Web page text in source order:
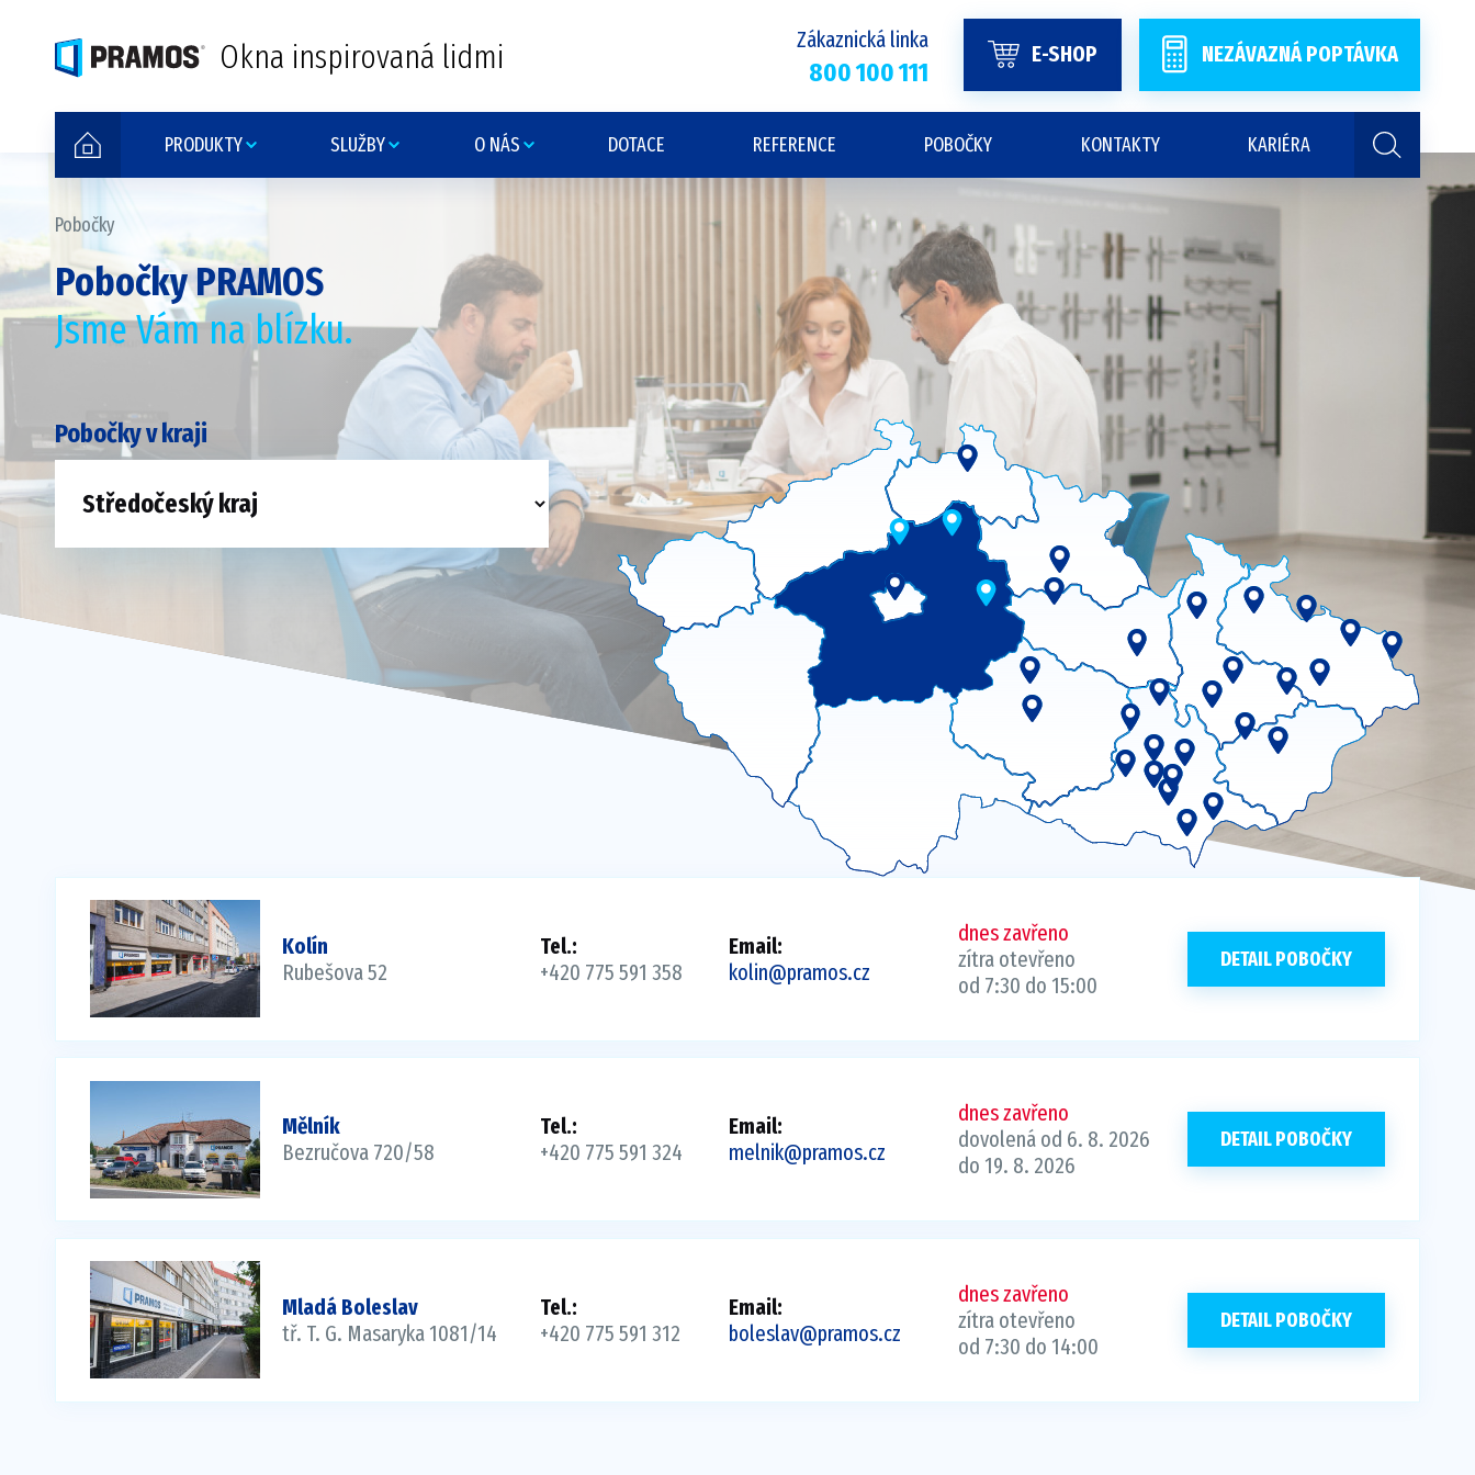
Okna inspirovaná lidmi Zákaznická linka
800 100 111
E-SHOP NEZÁVAZNÁ POPTÁVKA
PRODUKTY SLUŽBY O NÁS DOTACE REFERENCE POBOČKY KONTAKTY KARIÉRA
Pobočky
Pobočky PRAMOS
Jsme Vám na blízku.
Pobočky v kraji
Kolín
Rubešova 52
Tel.:
+420 775 591 358
Email:
kolin@pramos.cz
dnes zavřeno
zítra otevřeno
od 7:30 do 15:00
DETAIL POBOČKY
Mělník
Bezručova 720/58
Tel.:
+420 775 591 324
Email:
melnik@pramos.cz
dnes zavřeno
dovolená od 6. 8. 2026
do 19. 8. 2026
DETAIL POBOČKY
Mladá Boleslav
tř. T. G. Masaryka 1081/14
Tel.:
+420 775 591 312
Email:
boleslav@pramos.cz
dnes zavřeno
zítra otevřeno
od 7:30 do 14:00
DETAIL POBOČKY